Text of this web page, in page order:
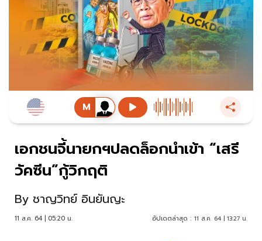
เอกชนจี้นายกฯปลดล็อกนำเข้า “เสรี
วัคซีน”กู้วิกฤติ
By ชาญวิทย์ อินยันญะ
11 ส.ค. 64 | 05:20 น. อัปเดตล่าสุด : 11 ส.ค. 64 | 13:27 น.